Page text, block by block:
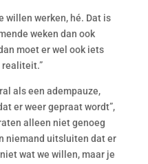
willen werken, hé. Dat is
weken dan ook
moet er wel ook iets
realiteit.”
als een adempauze,
er weer gepraat wordt”,
alleen niet genoeg
niemand uitsluiten dat er
wat we willen, maar je